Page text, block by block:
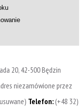
20, 42-500 Będzin
niezamówione przez
Telefon:(+48 32)